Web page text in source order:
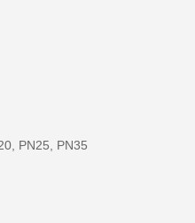
PN25, PN35